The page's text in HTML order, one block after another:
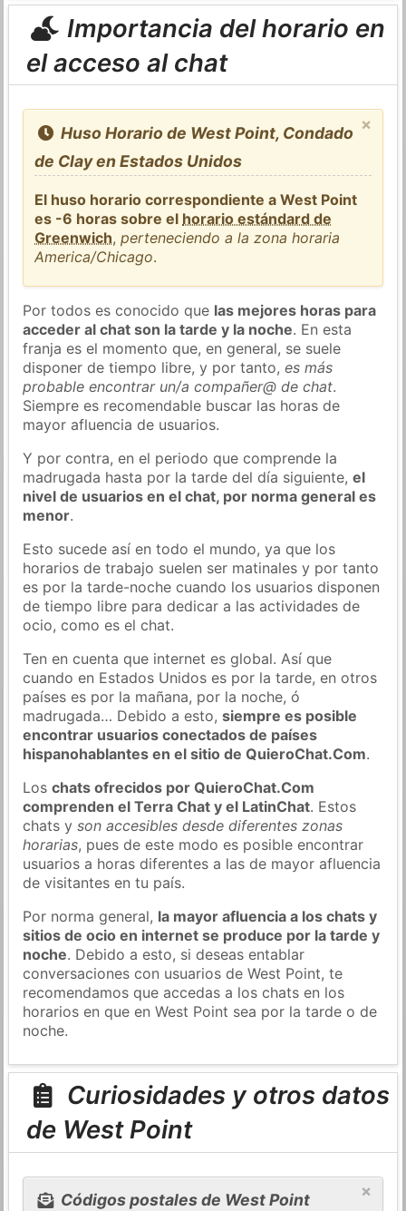
Importancia del horario en
el acceso al chat
×
Huso Horario de West Point, Condado
de Clay en Estados Unidos
El huso horario correspondiente a West Point
es -6 horas sobre el horario estándard de
Greenwich,perteneciendo a la zona horaria
America/Chicago.
Por todos es conocido que las mejores horas para
acceder al chat son la tarde y la noche. En esta
franja es el momento que, en general, se suele
disponer de tiempo libre, y por tanto,es más
probable encontrar un/a compañer@ de chat.
Siempre es recomendable buscar las horas de
mayor afluencia de usuarios.
Y por contra, en el periodo que comprende la
madrugada hasta por la tarde del día siguiente,el
nivel de usuarios en el chat, por norma general es
menor.
Esto sucede así en todo el mundo, ya que los
horarios de trabajo suelen ser matinales y por tanto
es por la tarde-noche cuando los usuarios disponen
de tiempo libre para dedicar a las actividades de
ocio, como es el chat.
Ten en cuenta que internet es global. Así que
cuando en Estados Unidos es por la tarde, en otros
países es por la mañana, por la noche, ó
madrugada… Debido a esto,siempre es posible
encontrar usuarios conectados de países
hispanohablantes en el sitio de QuieroChat.Com.
Loschats ofrecidos por QuieroChat.Com
comprenden el Terra Chat y el LatinChat. Estos
chats yson accesibles desde diferentes zonas
horarias, pues de este modo es posible encontrar
usuarios a horas diferentes a las de mayor afluencia
de visitantes en tu país.
Por norma general, la mayor afluencia a los chats y
sitios de ocio en internet se produce por la tarde y
noche. Debido a esto, si deseas entablar
conversaciones con usuarios de West Point, te
recomendamos que accedas a los chats en los
horarios en que en West Point sea por la tarde o de
noche.
Curiosidades y otros datos
de West Point
×
Códigos postales de West Point